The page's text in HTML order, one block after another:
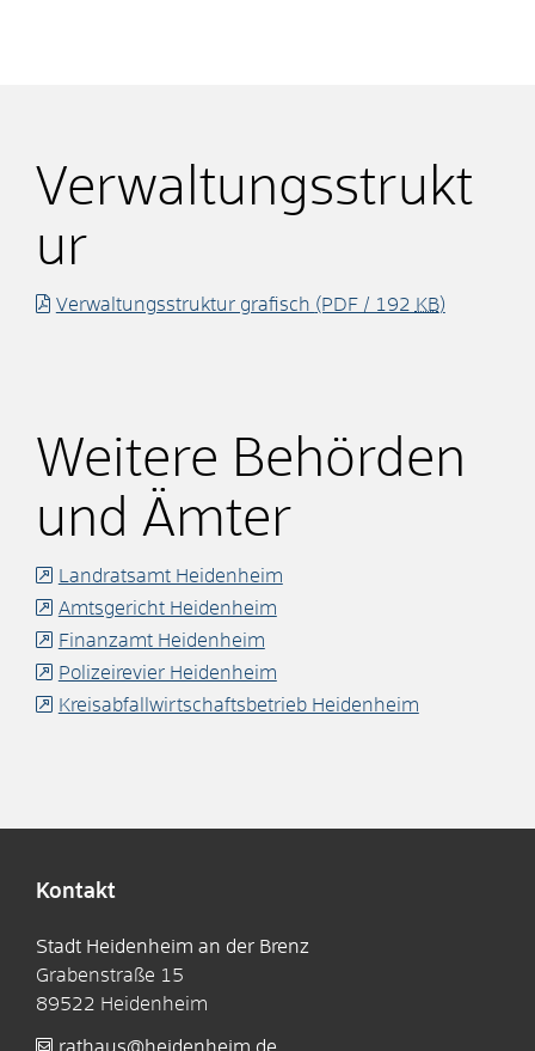
Verwaltungsstrukt
ur
Verwaltungsstruktur grafisch (PDF / 192 KB)
Weitere Behörden
und Ämter
Landratsamt Heidenheim
Amtsgericht Heidenheim
Finanzamt Heidenheim
Polizeirevier Heidenheim
Kreisabfallwirtschaftsbetrieb Heidenheim
Kontakt
Stadt Heidenheim an der Brenz
Grabenstraße 15
89522 Heidenheim
rathaus@heidenheim.de